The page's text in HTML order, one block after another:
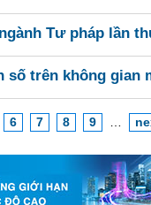
Tư pháp lần
số trên không gian
6 7 8 9